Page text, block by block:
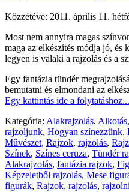
Közzétéve: 2011. április 11.
Most nem annyira magas
maga az elkészítés módja jó, és
legyen is valaki a rajzolás és a
Egy fantázia tündér
bemutatni és elmondani az
Egy kattintás ide a
Kategória: Alakrajzolás, Alkotás,
rajzoljunk, Hogyan színezzünk,
Művészet, Rajzok, rajzolás,
Színek, Színes ceruza, Tündér
Alakrajzolás, fantázia rajzok,
Képzeletből rajzolás, Mese
figurák, Rajzok, rajzolás,